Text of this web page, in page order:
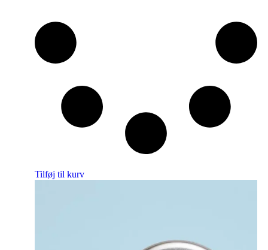
Tilføj til kurv